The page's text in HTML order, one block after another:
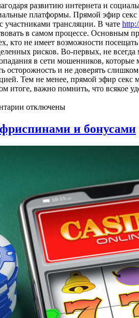
развитию интернета и
платформы. Прямой эфир секс
участниками трансляции. В чате
в самом процессе. Основным
кто не имеет возможности
рисков. Во-первых, не
в сети мошенников,
осторожность и не доверять
Тем не менее, прямой эфир
важно помнить, что всякое
отключены
и бонусами